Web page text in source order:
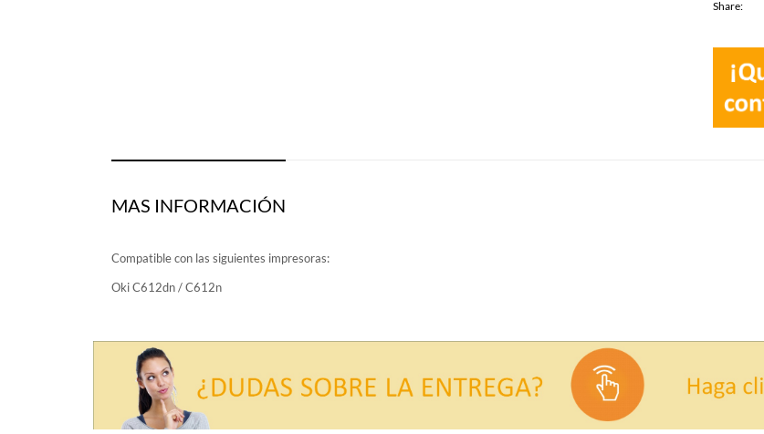
Share:
MAS INFORMACIÓN
Compatible con las siguientes impresoras:
Oki C612dn / C612n